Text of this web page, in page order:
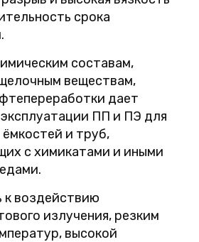
срока
составам,
веществам,
дает
ПП и ПЭ для
и труб,
с химикатами и иными
к воздействию
излучения, резким
высокой